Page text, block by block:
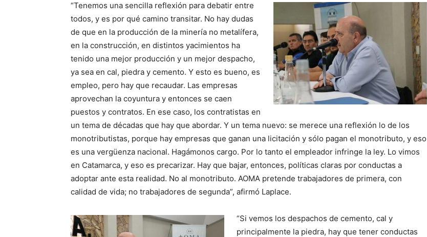
“Tenemos una sencilla reflexión para debatir entre
todos, y es por qué camino transitar. No hay dudas
de que en la producción de la minería no metalífera,
en la construcción, en distintos yacimientos ha
tenido una mejor producción y un mejor despacho,
ya sea en cal, piedra y cemento. Y esto es bueno, es
empleo, pero hay que recaudar. Las empresas
aprovechan la coyuntura y entonces se caen
puestos y contratos. En ese caso, los contratistas en
un tema de décadas que hay que abordar. Y un tema nuevo: se merece una reflexión lo de los
monotributistas, porque hay empresas que ganan una licitación y sólo pagan el monotributo, y eso
es una vergüenza nacional. Hagámonos cargo. Por lo tanto el empleador infringe la ley. Lo vimos
en Catamarca, y eso es precarizar. Hay que bajar, entonces, políticas claras por conductas a
adoptar ante esta realidad. No al monotributo. AOMA pretende trabajadores de primera, con
calidad de vida; no trabajadores de segunda”, afirmó Laplace.
“Si vemos los despachos de cemento, cal y
principalmente la piedra, hay que tener conductas